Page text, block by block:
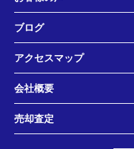
ブログ
アクセスマップ
会社概要
売却査定